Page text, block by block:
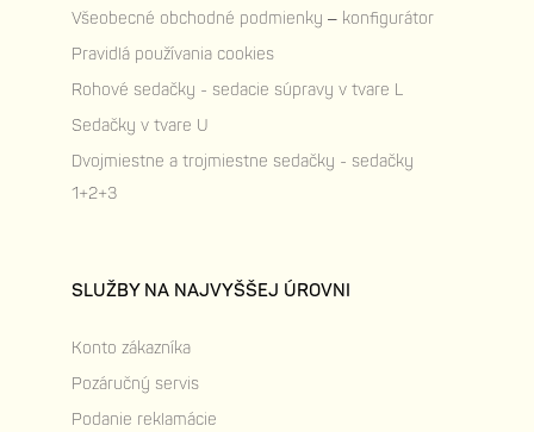
Všeobecné obchodné podmienky – konfigurátor
Pravidlá používania cookies
Rohové sedačky - sedacie súpravy v tvare L
Sedačky v tvare U
Dvojmiestne a trojmiestne sedačky - sedačky
1+2+3
SLUŽBY NA NAJVYŠŠEJ ÚROVNI
Konto zákazníka
Pozáručný servis
Podanie reklamácie